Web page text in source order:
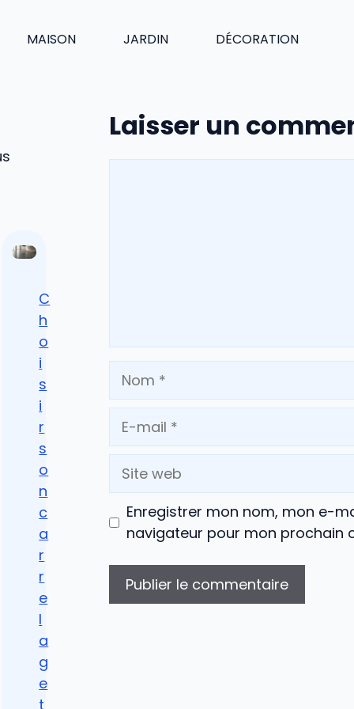
MAISON JARDIN DÉCORATION
C
h
o
i
s
i
r
s
o
n
c
a
r
r
e
l
a
g
e
t
Laisser un
Nom
E-
mail
Site
web
Enregistrer mon nom, mon e-
navigateur pour mon prochain